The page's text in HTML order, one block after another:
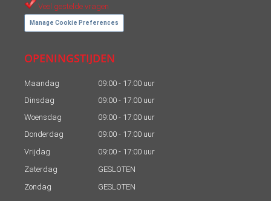
Veel gestelde vragen
Manage Cookie Preferences
OPENINGSTIJDEN
Maandag
09:00 - 17:00 uur
Dinsdag
09:00 - 17:00 uur
Woensdag
09:00 - 17:00 uur
Donderdag
09:00 - 17:00 uur
Vrijdag
09:00 - 17:00 uur
Zaterdag
GESLOTEN
Zondag
GESLOTEN